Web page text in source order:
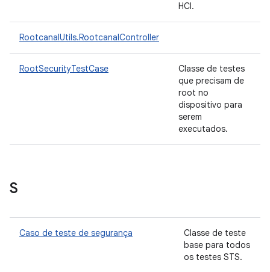
HCI.
RootcanalUtils.RootcanalController
RootSecurityTestCase
Classe de testes
que precisam de
root no
dispositivo para
serem
executados.
S
Caso de teste de segurança
Classe de teste
base para todos
os testes STS.